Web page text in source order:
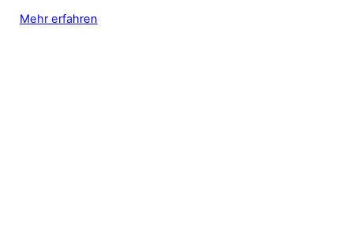
Mehr erfahren